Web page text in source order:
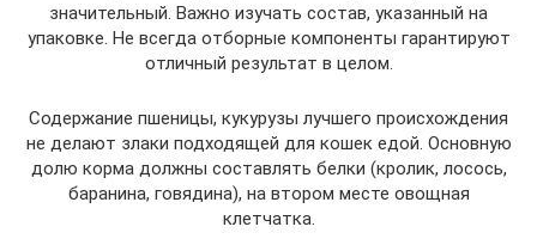
значительный. Важно изучать состав, указанный на
упаковке. Не всегда отборные компоненты гарантируют
отличный результат в целом.
Содержание пшеницы, кукурузы лучшего происхождения
не делают злаки подходящей для кошек едой. Основную
долю корма должны составлять белки (кролик, лосось,
баранина, говядина), на втором месте овощная
клетчатка.